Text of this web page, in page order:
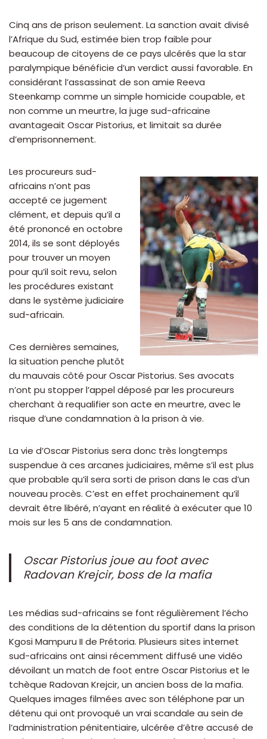
Cinq ans de prison seulement. La sanction avait divisé
l’Afrique du Sud, estimée bien trop faible pour
beaucoup de citoyens de ce pays ulcérés que la star
paralympique bénéficie d’un verdict aussi favorable. En
considérant l’assassinat de son amie Reeva
Steenkamp comme un simple homicide coupable, et
non comme un meurtre, la juge sud-africaine
avantageait Oscar Pistorius, et limitait sa durée
d’emprisonnement.
Les procureurs sud-
africains n’ont pas
accepté ce jugement
clément, et depuis qu’il a
été prononcé en octobre
2014, ils se sont déployés
pour trouver un moyen
pour qu’il soit revu, selon
les procédures existant
dans le système judiciaire
sud-africain.
Ces dernières semaines,
la situation penche plutôt
du mauvais côté pour Oscar Pistorius. Ses avocats
n’ont pu stopper l’appel déposé par les procureurs
cherchant à requalifier son acte en meurtre, avec le
risque d’une condamnation à la prison à vie.
La vie d’Oscar Pistorius sera donc très longtemps
suspendue à ces arcanes judiciaires, même s’il est plus
que probable qu’il sera sorti de prison dans le cas d’un
nouveau procès. C’est en effet prochainement qu’il
devrait être libéré, n’ayant en réalité à exécuter que 10
mois sur les 5 ans de condamnation.
Oscar Pistorius joue au foot avec
Radovan Krejcir, boss de la mafia
Les médias sud-africains se font régulièrement l’écho
des conditions de la détention du sportif dans la prison
Kgosi Mampuru II de Prétoria. Plusieurs sites internet
sud-africains ont ainsi récemment diffusé une vidéo
dévoilant un match de foot entre Oscar Pistorius et le
tchèque Radovan Krejcir, un ancien boss de la mafia.
Quelques images filmées avec son téléphone par un
détenu qui ont provoqué un vrai scandale au sein de
l’administration pénitentiaire, ulcérée d’être accusé de